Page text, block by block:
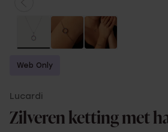
Web Only
Lucardi
Zilveren ketting met